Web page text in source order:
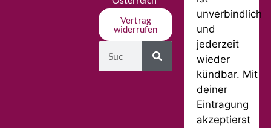
Vertrag
widerrufen
unverbindlich
und
jederzeit
wieder
kündbar. Mit
deiner
Eintragung
akzeptierst